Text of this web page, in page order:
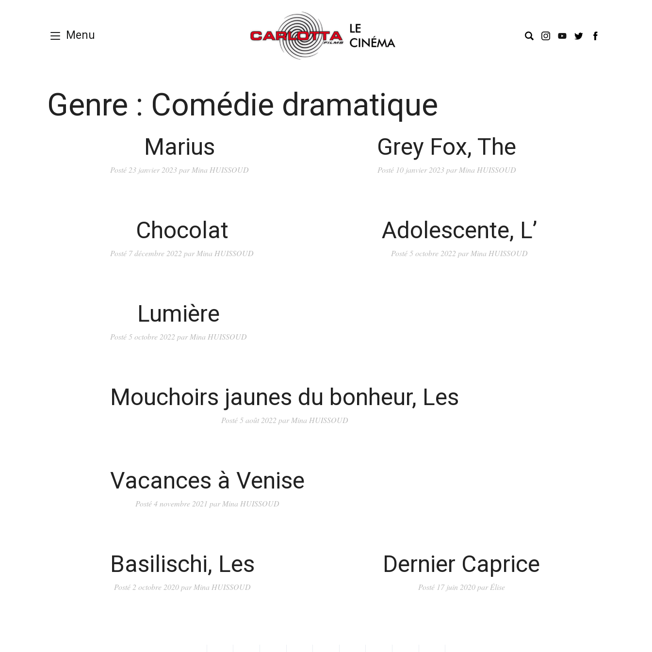
Menu
Genre : Comédie dramatique
Marius
Posté 23 janvier 2023 par Mina HUISSOUD
Grey Fox, The
Posté 10 janvier 2023 par Mina HUISSOUD
Chocolat
Posté 7 décembre 2022 par Mina HUISSOUD
Adolescente, L’
Posté 5 octobre 2022 par Mina HUISSOUD
Lumière
Posté 5 octobre 2022 par Mina HUISSOUD
Mouchoirs jaunes du bonheur, Les
Posté 5 août 2022 par Mina HUISSOUD
Vacances à Venise
Posté4 novembre 2021 par Mina HUISSOUD
Basilischi, Les
Posté 2 octobre 2020 par Mina HUISSOUD
Dernier Caprice
Posté 17 juin 2020 par Élise